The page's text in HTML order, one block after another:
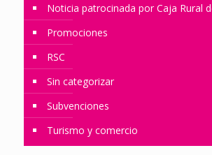
Noticia patrocinada por Caja Rural
Promociones
RSC
Sin categorizar
Subvenciones
Turismo y comercio